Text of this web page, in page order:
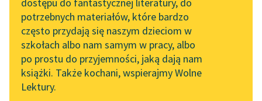
na Wolnych Lekturach
Nowy audiobook –
„Marzenie o Oriencie”
Sophie Elkan
Kolekcja Nadwyraz.com x
Wolne Lektury – idealna na
API
OAI-PMH
Widget Wolnych Lektur
Przypisy
potrzebnych materiałów, które bardzo
często przydają się naszym dzieciom w
szkołach albo nam samym w pracy, albo
po prostu do przyjemności, jaką dają nam
książki. Także kochani, wspierajmy Wolne
Lektury.
was myśl należenia...
Czytaj więcej